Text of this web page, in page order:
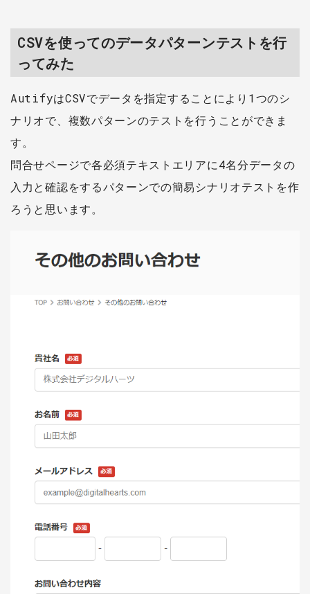
CSVを使ってのデータパターンテストを行
ってみた
AutifyはCSVでデータを指定することにより1つのシ
ナリオで、複数パターンのテストを行うことができま
す。
問合せページで各必須テキストエリアに4名分データの
入力と確認をするパターンでの簡易シナリオテストを作
ろうと思います。